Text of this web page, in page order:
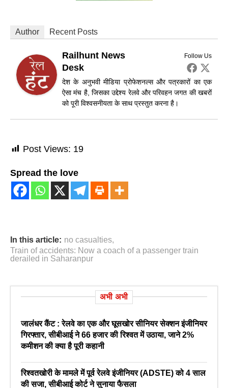
Author Recent Posts
Follow Us
Railhunt News
Desk
देश के अनुभवी मीडिया प्रोफेशनल्स और पत्रकारों का एक
ऐसा मंच है, जिसका उद्देश्य रेलवे और परिवहन जगत की खबरों
को पूरी विश्वसनीयता के साथ प्रस्तुत करना है।
Post Views: 19
Spread the love
In this article: no casualties,
Train of accidents: Now a coach of a passenger train
derailed in Saharanpur
अभी अभी
जालंधर कैंट : रेलवे का एक और घूसखोर सीनियर सेक्शन इंजीनियर
गिरफ्तार, सीबीआई ने 66 हजार की रिश्वत में उठाया, जाने 2%
कमीशन की क्या है पूरी कहानी
रिश्वतखोरी के मामले में पूर्व रेलवे इंजीनियर (ADSTE) को 4 साल
की सजा, सीबीआई कोर्ट ने सुनाया फैसला